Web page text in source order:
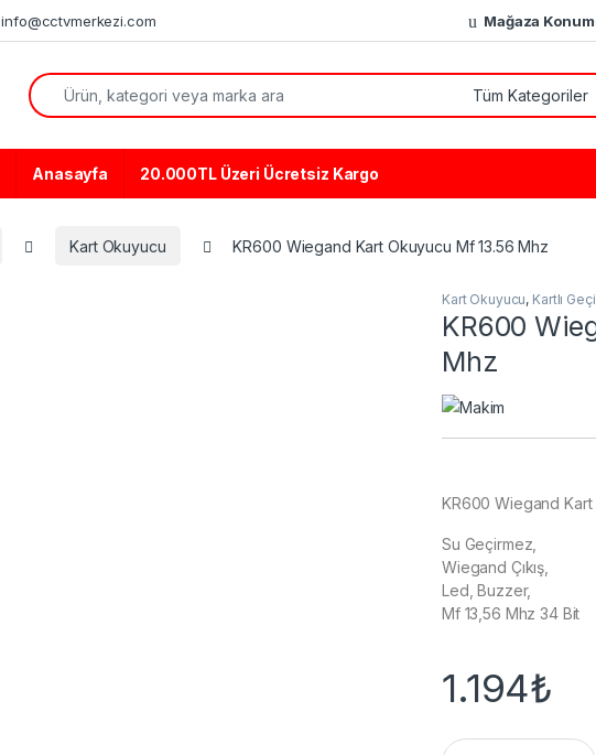
info@cctvmerkezi.com Mağaza
Search for:
Anasayfa 20.000TL Üzeri Ücretsiz Kargo
Kart Okuyucu KR600 Wiegand Kart Okuyucu Mf 13.56 Mhz
Kart Okuyucu, Kartlı
KR600
Mhz
KR600 Wiegand
Su Geçirmez,
Wiegand Çıkış,
Led, Buzzer,
Mf 13,56 Mhz 34 Bit
1.194₺
KR600 Wiegand